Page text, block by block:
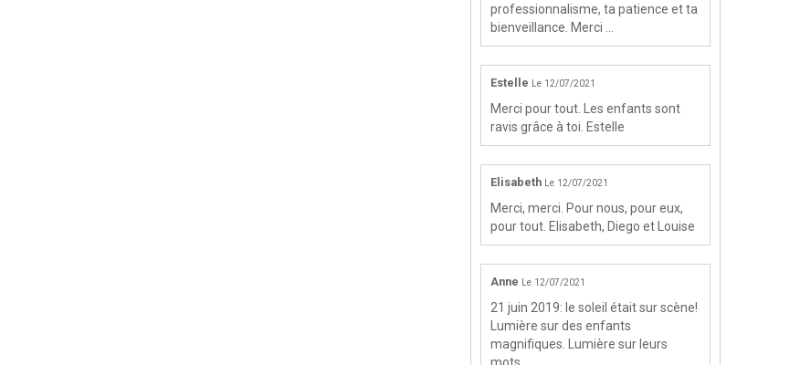
professionnalisme, ta patience et ta
bienveillance. Merci ...
Estelle Le 12/07/2021
Merci pour tout. Les enfants sont
ravis grâce à toi. Estelle
Elisabeth Le 12/07/2021
Merci, merci. Pour nous, pour eux,
pour tout. Elisabeth, Diego et Louise
Anne Le 12/07/2021
21 juin 2019: le soleil était sur scène!
Lumière sur des enfants
magnifiques. Lumière sur leurs
mots. ...